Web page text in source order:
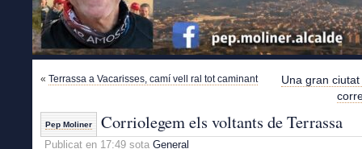
« Terrassa a Vacarisses, camí vell ral tot caminant
Una gran
Pep Moliner Corriolegem els voltants de Terrassa
Publicat en 17:49 sota General